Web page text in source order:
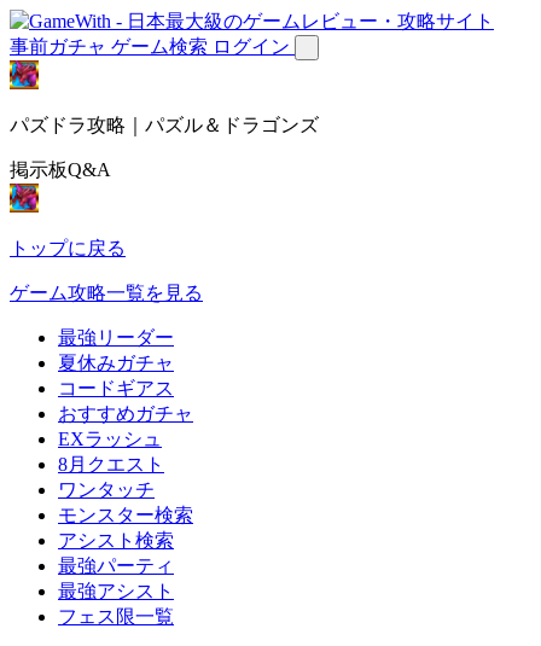
事前ガチャ ゲーム検索 ログイン
パズドラ攻略｜パズル＆ドラゴンズ
掲示板Q&A
トップに戻る
ゲーム攻略一覧を見る
最強リーダー
夏休みガチャ
コードギアス
おすすめガチャ
EXラッシュ
8月クエスト
ワンタッチ
モンスター検索
アシスト検索
最強パーティ
最強アシスト
フェス限一覧